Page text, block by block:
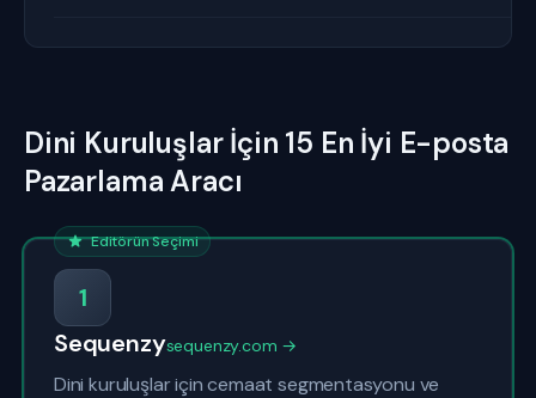
Dini Kuruluşlar İçin 15 En İyi E-posta
Pazarlama Aracı
Editörün Seçimi
1
Sequenzysequenzy.com →
Dini kuruluşlar için cemaat segmentasyonu ve